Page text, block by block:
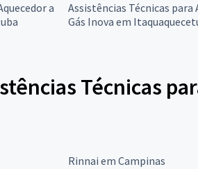
a
Assistências Técnicas para
Gás Inova em
Técnicas
Rinnai em Campinas